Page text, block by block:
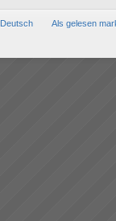
Deutsch
Als gelesen